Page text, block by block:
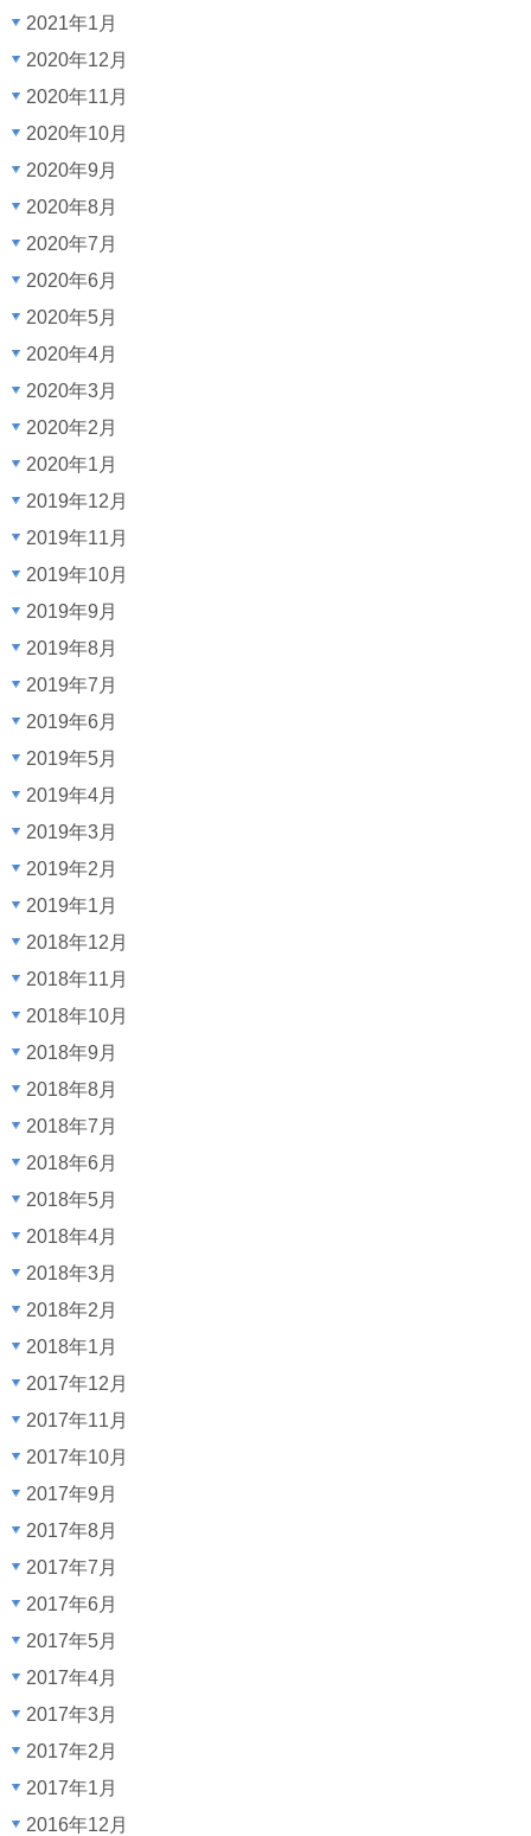
2021年1月
2020年12月
2020年11月
2020年10月
2020年9月
2020年8月
2020年7月
2020年6月
2020年5月
2020年4月
2020年3月
2020年2月
2020年1月
2019年12月
2019年11月
2019年10月
2019年9月
2019年8月
2019年7月
2019年6月
2019年5月
2019年4月
2019年3月
2019年2月
2019年1月
2018年12月
2018年11月
2018年10月
2018年9月
2018年8月
2018年7月
2018年6月
2018年5月
2018年4月
2018年3月
2018年2月
2018年1月
2017年12月
2017年11月
2017年10月
2017年9月
2017年8月
2017年7月
2017年6月
2017年5月
2017年4月
2017年3月
2017年2月
2017年1月
2016年12月